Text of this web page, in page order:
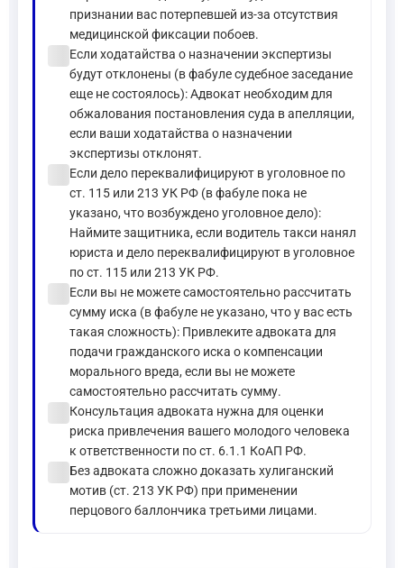
признании вас потерпевшей из-за отсутствия
медицинской фиксации побоев.
Если ходатайства о назначении экспертизы
будут отклонены (в фабуле судебное заседание
еще не состоялось): Адвокат необходим для
обжалования постановления суда в апелляции,
если ваши ходатайства о назначении
экспертизы отклонят.
Если дело переквалифицируют в уголовное по
ст. 115 или 213 УК РФ (в фабуле пока не
указано, что возбуждено уголовное дело):
Наймите защитника, если водитель такси нанял
юриста и дело переквалифицируют в уголовное
по ст. 115 или 213 УК РФ.
Если вы не можете самостоятельно рассчитать
сумму иска (в фабуле не указано, что у вас есть
такая сложность): Привлеките адвоката для
подачи гражданского иска о компенсации
морального вреда, если вы не можете
самостоятельно рассчитать сумму.
Консультация адвоката нужна для оценки
риска привлечения вашего молодого человека
к ответственности по ст. 6.1.1 КоАП РФ.
Без адвоката сложно доказать хулиганский
мотив (ст. 213 УК РФ) при применении
перцового баллончика третьими лицами.